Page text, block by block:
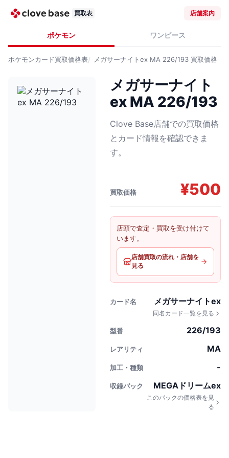
買取表 店舗案内
ポケモン ワンピース
ポケモンカード買取価格表 メガサーナイトex MA 226/193 買取価格
メガサーナイト
ex MA 226/193
Clove Base店舗での買取価格
とカード情報を確認できま
す。
買取価格 ¥500
店頭で査定・買取を受け付けて
います。
店舗買取の流れ・店舗を
見る
カード名 メガサーナイトex
同名カード一覧を見る
型番 226/193
レアリティ MA
加工・種類 -
収録パック MEGAドリームex
このパックの価格表を見
る